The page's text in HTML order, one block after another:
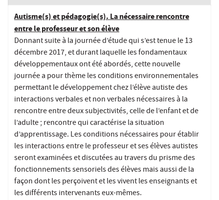
Autisme(s) et pédagogie(s). La nécessaire rencontre
entre le professeur et son élève
Donnant suite à la journée d’étude qui s’est tenue le 13
décembre 2017, et durant laquelle les fondamentaux
développementaux ont été abordés, cette nouvelle
journée a pour thème les conditions environnementales
permettant le développement chez l’élève autiste des
interactions verbales et non verbales nécessaires à la
rencontre entre deux subjectivités, celle de l’enfant et de
l’adulte ; rencontre qui caractérise la situation
d’apprentissage. Les conditions nécessaires pour établir
les interactions entre le professeur et ses élèves autistes
seront examinées et discutées au travers du prisme des
fonctionnements sensoriels des élèves mais aussi de la
façon dont les perçoivent et les vivent les enseignants et
les différents intervenants eux-mêmes.